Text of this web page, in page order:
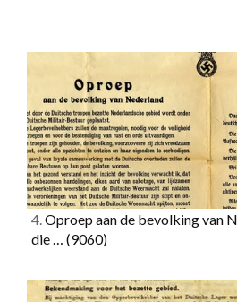
4.Oproep aan de bevolking van
die … (9060)